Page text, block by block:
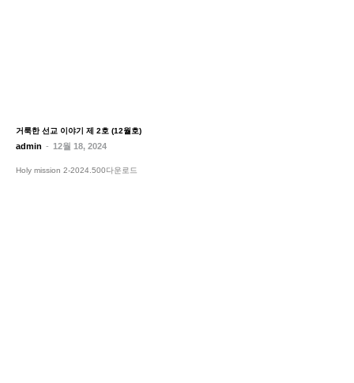
거룩한 선교 이야기 제 2호 (12월호)
admin - 12월 18, 2024
Holy mission 2-2024.500다운로드